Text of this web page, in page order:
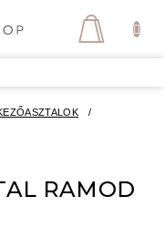
KOSÁR
/
RAMOD